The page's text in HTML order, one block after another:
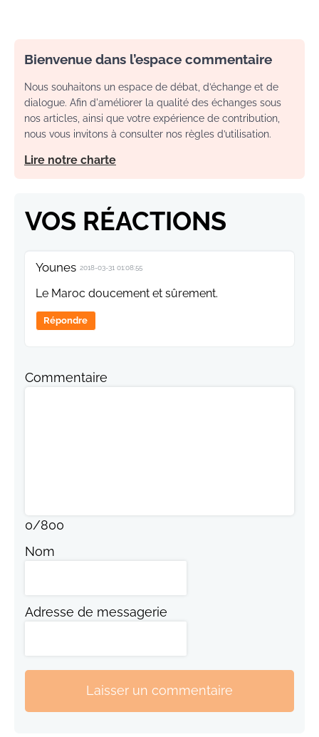
Bienvenue dans l’espace commentaire
Nous souhaitons un espace de débat, d’échange et de
dialogue. Afin d'améliorer la qualité des échanges sous
nos articles, ainsi que votre expérience de contribution,
nous vous invitons à consulter nos règles d’utilisation.
Lire notre charte
VOS RÉACTIONS
Younes 2018-03-31 01:08:55
Le Maroc doucement et sûrement.
Répondre
Commentaire
0/800
Nom
Adresse de messagerie
Laisser un commentaire